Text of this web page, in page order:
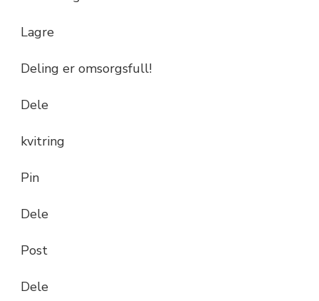
Lagre
Deling er omsorgsfull!
Dele
kvitring
Pin
Dele
Post
Dele